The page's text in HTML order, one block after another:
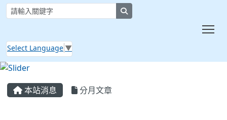
Select Language ▼
本站消息 分月文章